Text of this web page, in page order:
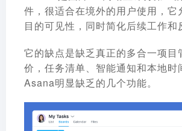
件，很适合在境外的用户使用，它
目的可见性，同时简化后续工作和
它的缺点是缺乏真正的多合一项目
价，任务清单、智能通知和本地时
Asana明显缺乏的几个功能。